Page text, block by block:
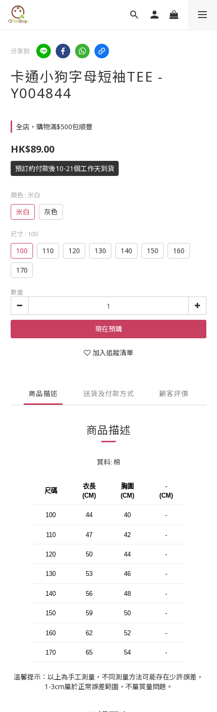
分享到
卡通小狗字母短袖TEE -
Y004844
全店，購物滿$500包順豐
HK$89.00
預訂約付款後10-21個工作天到貨
顏色 : 米白
米白 灰色
尺寸 : 100
100 110 120 130 140 150 160
170
數量
現在預購
加入追蹤清單
商品描述 送貨及付款方式 顧客評價
商品描述
質料: 棉
尺碼
衣長
(CM)
胸圍
(CM)
-
(CM)
100 44 40 -
110 47 42 -
120 50 44 -
130 53 46 -
140 56 48 -
150 59 50 -
160 62 52 -
170 65 54 -
溫馨提示：以上為手工測量，不同測量方法可能存在少許誤差，
1-3cm屬於正常誤差範圍，不屬質量問題。